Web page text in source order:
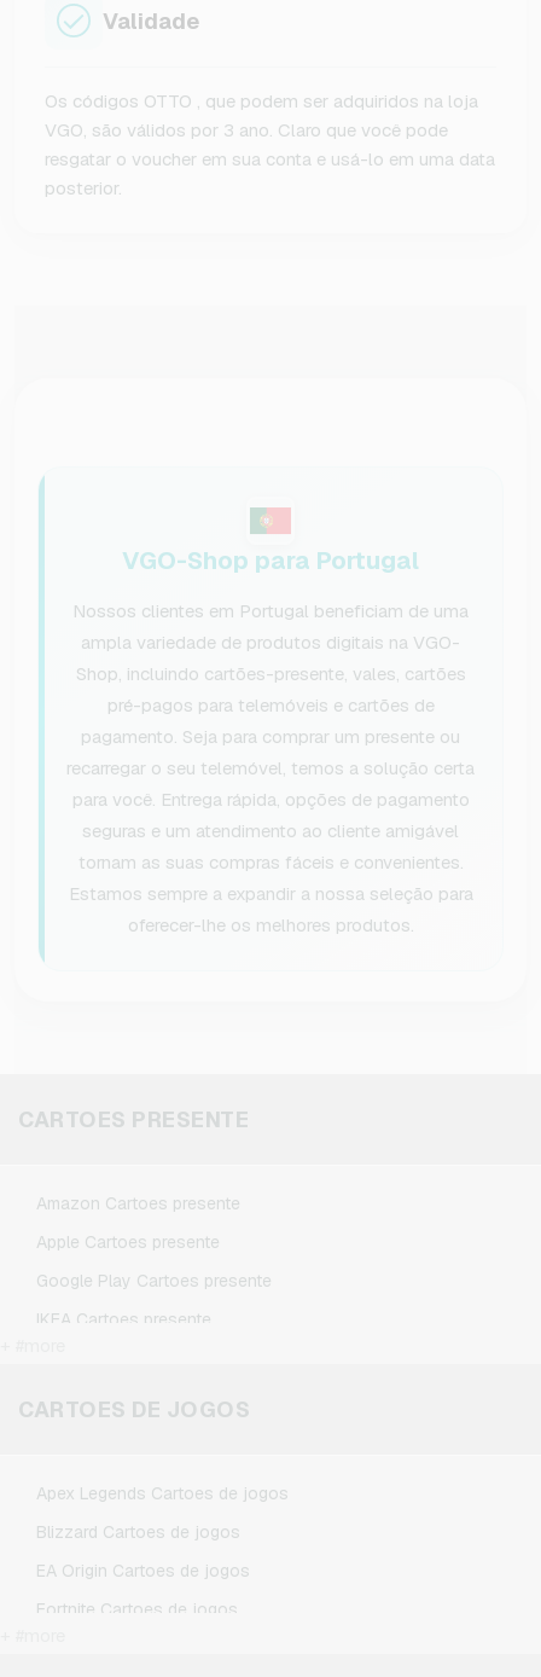
Validade
Os códigos OTTO , que podem ser adquiridos na loja
VGO, são válidos por 3 ano. Claro que você pode
resgatar o voucher em sua conta e usá-lo em uma data
posterior.
VGO-Shop para Portugal
Nossos clientes em Portugal beneficiam de uma
ampla variedade de produtos digitais na VGO-
Shop, incluindo cartões-presente, vales, cartões
pré-pagos para telemóveis e cartões de
pagamento. Seja para comprar um presente ou
recarregar o seu telemóvel, temos a solução certa
para você. Entrega rápida, opções de pagamento
seguras e um atendimento ao cliente amigável
tornam as suas compras fáceis e convenientes.
Estamos sempre a expandir a nossa seleção para
oferecer-lhe os melhores produtos.
CARTOES PRESENTE
Amazon Cartoes presente
Apple Cartoes presente
Google Play Cartoes presente
IKEA Cartoes presente
Microsoft Cartoes presente
CARTOES DE JOGOS
Apex Legends Cartoes de jogos
Blizzard Cartoes de jogos
EA Origin Cartoes de jogos
Fortnite Cartoes de jogos